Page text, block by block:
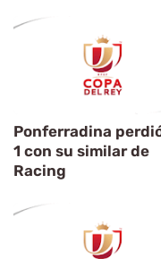
Ponferradina
1 con su similar de
Racing